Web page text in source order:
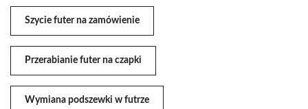
Szycie futer na zamówienie
Przerabianie futer na czapki
Wymiana podszewki w futrze